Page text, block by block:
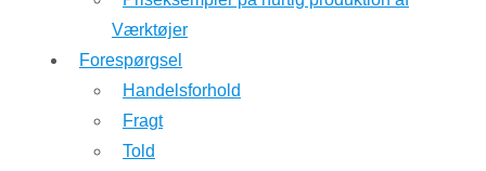
Værktøjer
Forespørgsel
Handelsforhold
Fragt
Told